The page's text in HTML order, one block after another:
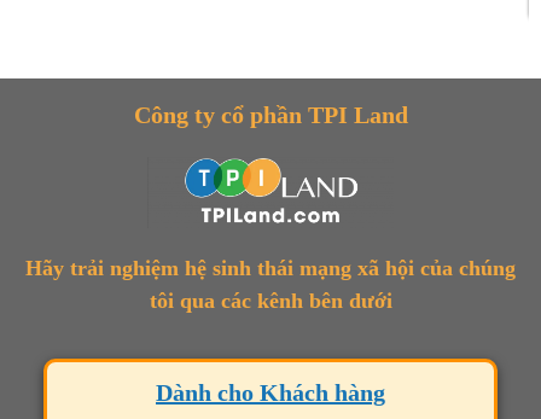
Công ty cổ phần TPI Land
Hãy trải nghiệm hệ sinh thái mạng xã hội của chúng
tôi qua các kênh bên dưới
Dành cho Khách hàng